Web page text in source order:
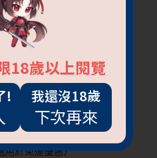
18歲以上閱覽
! 我還沒18歲
下次再來
用於免運優惠）